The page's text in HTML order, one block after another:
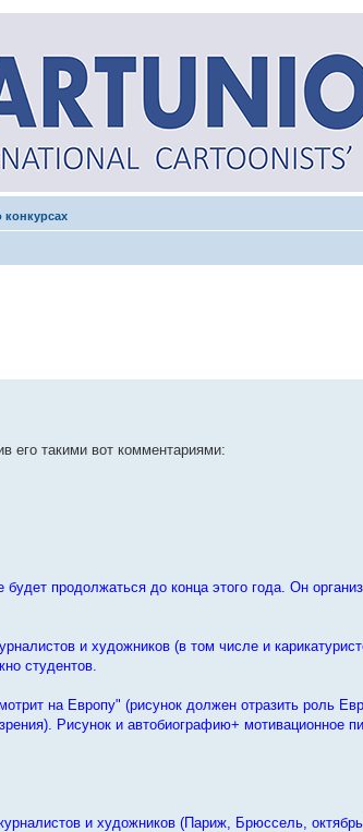
его такими вот комментариями:
продолжаться до конца этого года. Он
и художников (в том числе и
студентов.
на Европу" (рисунок должен отразить роль
Рисунок и автобиографию+ мотивационное
и художников (Париж, Брюссель,